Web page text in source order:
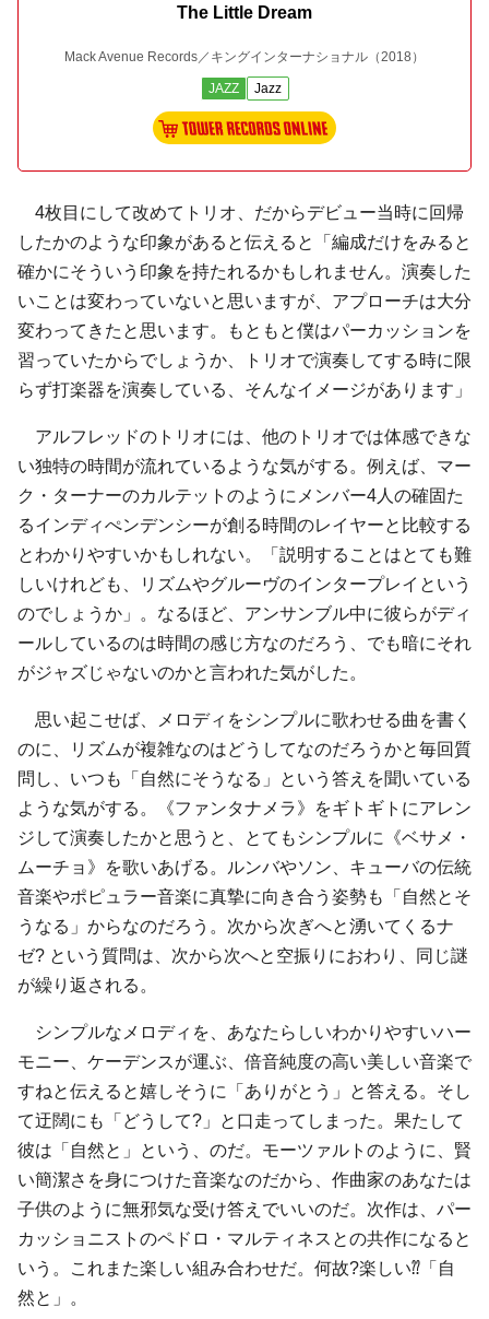
The Little Dream
Mack Avenue Records／キングインターナショナル （2018）
JAZZ Jazz
4枚目にして改めてトリオ、だからデビュー当時に回帰
したかのような印象があると伝えると「編成だけをみると
確かにそういう印象を持たれるかもしれません。演奏した
いことは変わっていないと思いますが、アプローチは大分
変わってきたと思います。もともと僕はパーカッションを
習っていたからでしょうか、トリオで演奏してする時に限
らず打楽器を演奏している、そんなイメージがあります」
アルフレッドのトリオには、他のトリオでは体感できな
い独特の時間が流れているような気がする。例えば、マー
ク・ターナーのカルテットのようにメンバー4人の確固た
るインディぺンデンシーが創る時間のレイヤーと比較する
とわかりやすいかもしれない。「説明することはとても難
しいけれども、リズムやグルーヴのインタープレイという
のでしょうか」。なるほど、アンサンブル中に彼らがディ
ールしているのは時間の感じ方なのだろう、でも暗にそれ
がジャズじゃないのかと言われた気がした。
思い起こせば、メロディをシンプルに歌わせる曲を書く
のに、リズムが複雑なのはどうしてなのだろうかと毎回質
問し、いつも「自然にそうなる」という答えを聞いている
ような気がする。《ファンタナメラ》をギトギトにアレン
ジして演奏したかと思うと、とてもシンプルに《ベサメ・
ムーチョ》を歌いあげる。ルンバやソン、キューバの伝統
音楽やポピュラー音楽に真摯に向き合う姿勢も「自然とそ
うなる」からなのだろう。次から次ぎへと湧いてくるナ
ゼ? という質問は、次から次へと空振りにおわり、同じ謎
が繰り返される。
シンプルなメロディを、あなたらしいわかりやすいハー
モニー、ケーデンスが運ぶ、倍音純度の高い美しい音楽で
すねと伝えると嬉しそうに「ありがとう」と答える。そし
て迂闊にも「どうして?」と口走ってしまった。果たして
彼は「自然と」という、のだ。モーツァルトのように、賢
い簡潔さを身につけた音楽なのだから、作曲家のあなたは
子供のように無邪気な受け答えでいいのだ。次作は、パー
カッショニストのペドロ・マルティネスとの共作になると
いう。これまた楽しい組み合わせだ。何故?楽しい⁇「自
然と」。